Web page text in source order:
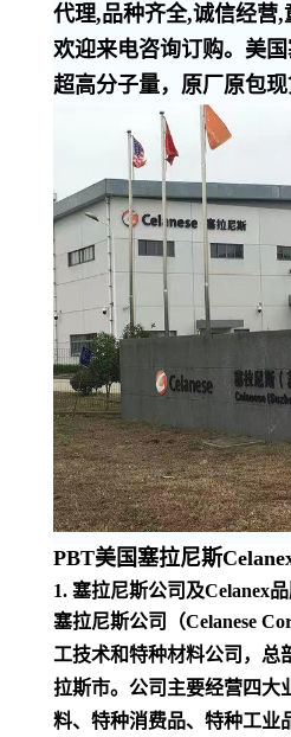
代理,品种齐全,诚信经营,
欢迎来电咨询订购。美
超高分子量，原厂原包现
PBT美国塞拉尼斯
1. 塞拉尼斯公司及Celanex
塞拉尼斯公司（Celanese
工技术和特种材料公司，总
拉斯市。公司主要经营四大
料、特种消费品、特种工业